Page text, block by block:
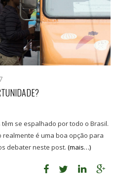
se espalhado por todo o Brasil.
é uma boa opção para
debater neste post. (mais…)